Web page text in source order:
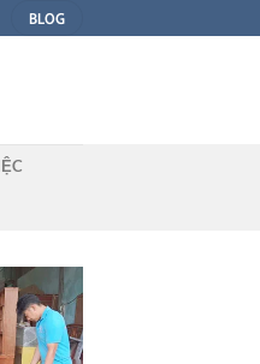
BLOG